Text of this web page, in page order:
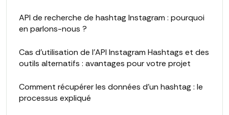
API de recherche de hashtag Instagram : pourquoi
en parlons-nous ?
Cas d'utilisation de l'API Instagram Hashtags et des
outils alternatifs : avantages pour votre projet
Comment récupérer les données d'un hashtag : le
processus expliqué